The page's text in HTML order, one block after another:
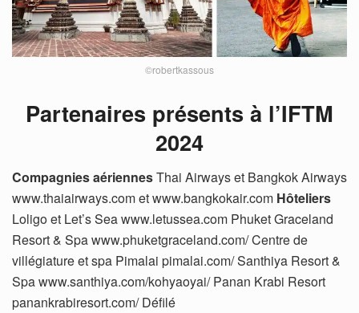
©robertkassous
Partenaires présents à l’IFTM
2024
Compagnies aériennesThai Airways et Bangkok Airways
www.thaiairways.com et www.bangkokair.com Hôteliers
Loligo et Let’s Sea www.letussea.com Phuket Graceland
Resort & Spa www.phuketgraceland.com/ Centre de
villégiature et spa Pimalai pimalai.com/ Santhiya Resort &
Spa www.santhiya.com/kohyaoyai/ Panan Krabi Resort
panankrabiresort.com/ Défilé